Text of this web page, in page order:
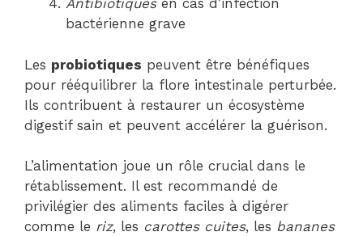
Antibiotiquesen cas d’infection
bactérienne grave
Les probiotiques peuvent être bénéfiques
pour rééquilibrer la flore intestinale perturbée.
Ils contribuent à restaurer un écosystème
digestif sain et peuvent accélérer la guérison.
L’alimentation joue un rôle crucial dans le
rétablissement. Il est recommandé de
privilégier des aliments faciles à digérer
comme le riz, les carottes cuites, les bananes